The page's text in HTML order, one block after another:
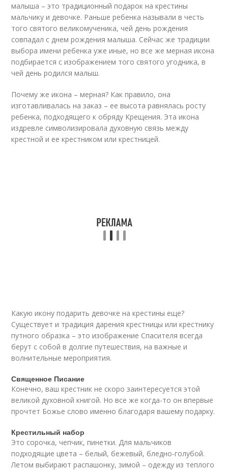
малыша – это традиционный подарок на крестины
мальчику и девочке. Раньше ребенка называли в честь
того святого великомученика, чей день рождения
совпадал с днем рождения малыша. Сейчас же традиции
выбора имени ребенка уже иные, но все же мерная икона
подбирается с изображением того святого угодника, в
чей день родился малыш.
Почему же икона – мерная? Как правило, она
изготавливалась на заказ – ее высота равнялась росту
ребенка, подходящего к обряду Крещения. Эта икона
издревле символизировала духовную связь между
крестной и ее крестником или крестницей.
Какую икону подарить девочке на крестины еще?
Существует и традиция дарения крестницы или крестнику
путного образка – это изображение Спасителя всегда
берут с собой в долгие путешествия, на важные и
волнительные мероприятия.
Священное Писание
Конечно, ваш крестник не скоро заинтересуется этой
великой духовной книгой. Но все же когда-то он впервые
прочтет Божье слово именно благодаря вашему подарку.
Крестильный набор
Это сорочка, чепчик, пинетки. Для мальчиков
подходящие цвета – белый, бежевый, бледно-голубой.
Летом выбирают распашонку, зимой – одежду из теплого